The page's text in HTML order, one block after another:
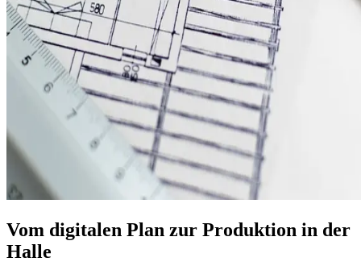
Vom digitalen Plan zur Produktion in der
Halle